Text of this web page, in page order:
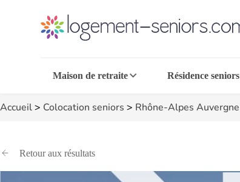
Maison de retraite Résidence seniors
Accueil> Colocation seniors > Rhône-Alpes Auvergne
Retour aux résultats